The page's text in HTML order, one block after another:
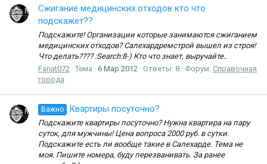
Сжигание медицинских отходов кто что
подскажет??
Подскажите! Организации которые занимаются сжиганием
медицинских отходов? Салехардремстрой вышел из строя!
Что делать???? :Search:8-) Кто что знает, выручайте..
Fanat072
Тема 6 Мар 2012 Ответы: 8 Форум: Справочная
города
Важно Квартиры посуточно?
Подскажите квартиры посуточно? Нужна квартира на пару
суток, для мужчины! Цена вопроса 2000 руб. в сутки.
Подскажите есть ли вообще такие в Салехарде. Тема не
моя. Пишите номера, буду перезванивать. За ранее